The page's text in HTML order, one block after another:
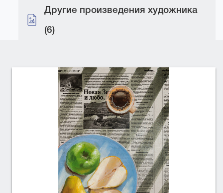
Другие произведения художника
(6)